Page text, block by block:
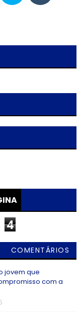
4
COMENTÁRIOS
jovem que
com a